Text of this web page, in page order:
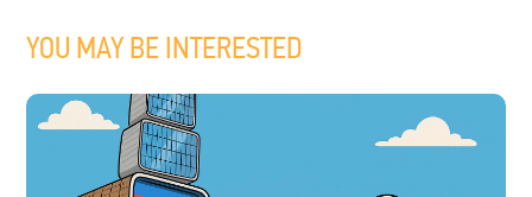
YOU MAY BE INTERESTED